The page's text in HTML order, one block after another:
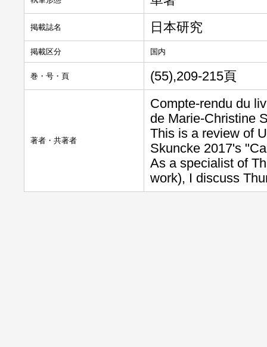
掲載誌名 日本研究
掲載区分 国内
巻・号・頁 (55),209-215頁
著者・共著者
Compte-rendu du
de Marie-Christine
This is a review of
Skuncke 2017's
As a specialist of
work), I discuss